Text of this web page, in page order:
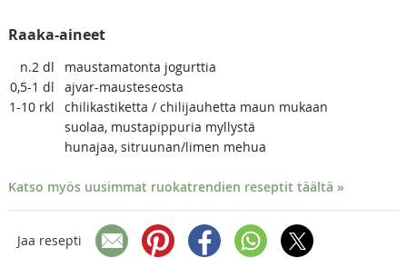
Raaka-aineet
n.2 dl
maustamatonta jogurttia
0,5-1 dl
ajvar-mausteseosta
1-10 rkl
chilikastiketta / chilijauhetta maun mukaan
suolaa, mustapippuria myllystä
hunajaa, sitruunan/limen mehua
Katso myös uusimmat ruokatrendien reseptit täältä »
Jaa resepti